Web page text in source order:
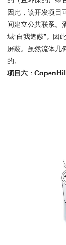
因此，该开发项目
间建立公共联系。
域“自我遮蔽”。因
屏蔽。虽然流体几
的。
项目六：